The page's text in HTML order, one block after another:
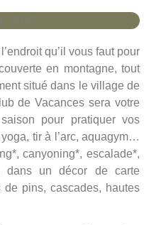
qu’il vous faut pour
en montagne, tout
situé dans le village de
de Vacances sera votre
pour pratiquer vos
tir à l’arc, aquagym…
canyoning*, escalade*,
dans un décor de carte
pins, cascades, hautes